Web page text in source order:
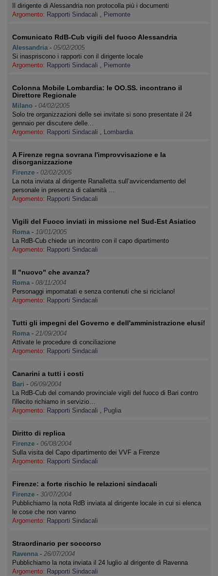
Il dirigente di Alessandria non protocolla più i documenti
Argomento: Rapporti Sindacali , Piemonte
Comunicato RdB-Cub vigili del fuoco Alessandria
Alessandria - 05/02/2005
Si inaspriscono i rapporti con il dirigente locale
Argomento: Rapporti Sindacali , Piemonte
Colonna Mobile Lombardia: le OO.SS. incontrano il
Direttore Regionale
Milano - 04/02/2005
Solo tre organizzazioni delle sei invitate si sono presentate il 24
gennaio per discutere delle…
Argomento: Rapporti Sindacali , Lombardia
A Firenze regna sovrana l'improvvisazione e la
disorganizzazione
Firenze - 02/02/2005
La nota inviata al dirigente Ranalletta sull’avvicendamento del
personale in presenza di calamità …
Argomento: Rapporti Sindacali
Vigili del Fuoco inviati in missione nel Sud-Est Asiatico
Roma - 10/01/2005
La RdB-Cub chiede un incontro con il capo dipartimento
Argomento: Rapporti Sindacali
Il "nuovo" che avanza?
Roma - 08/11/2004
Personaggi impomatati e senza contenuti che si riciclano!
Argomento: Rapporti Sindacali
Tutti gli impegni del Governo e dell'amministrazione elusi!
Roma - 21/09/2004
Attivate le procedure di conciliazione
Argomento: Rapporti Sindacali
Canarini a tutti i costi
Bari - 06/09/2004
La RdB-Cub del comando provinciale vigili del fuoco di Bari contro
l'illecito richiamo in servizio…
Argomento: Rapporti Sindacali , Puglia
Diritto di replica
Firenze - 06/08/2004
Sulla visita del Capo dipartimento dei VVF a Firenze
Argomento: Rapporti Sindacali
Firenze: a forte rischio le relazioni sindacali
Firenze - 30/07/2004
Pubblichiamo la nota RdB inviata al dirigente locale in cui si elenca
le cose che non vanno
Argomento: Rapporti Sindacali
Straordinario per soccorso
Ravenna - 26/07/2004
Pubblichiamo la nota inviata il 24 luglio al dirigente di Ravenna
Argomento: Rapporti Sindacali